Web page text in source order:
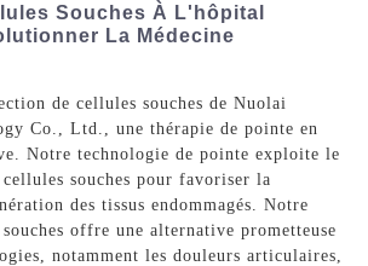
Souches À L'hôpital
La Médecine
de cellules souches de Nuolai
Co., Ltd., une thérapie de pointe en
Notre technologie de pointe exploite le
souches pour favoriser la
des tissus endommagés. Notre
offre une alternative prometteuse
notamment les douleurs articulaires,